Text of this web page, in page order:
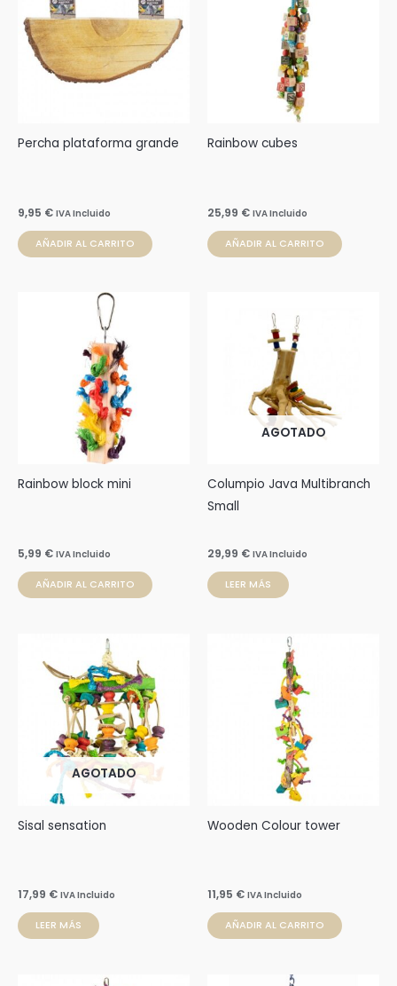
Percha plataforma grande
9,95 € IVA Incluido
AÑADIR AL CARRITO
Rainbow cubes
25,99 € IVA Incluido
AÑADIR AL CARRITO
Rainbow block mini
5,99 € IVA Incluido
AÑADIR AL CARRITO
AGOTADO
Columpio Java Multibranch
Small
29,99 € IVA Incluido
LEER MÁS
AGOTADO
Sisal sensation
17,99 € IVA Incluido
LEER MÁS
Wooden Colour tower
11,95 € IVA Incluido
AÑADIR AL CARRITO